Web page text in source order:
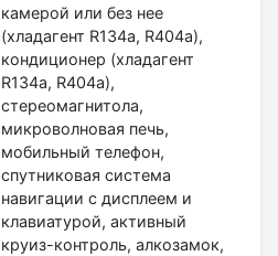
камерой или без нее
(хладагент R134а, R404a),
кондиционер (хладагент
R134а, R404a),
стереомагнитола,
микроволновая печь,
мобильный телефон,
спутниковая система
навигации с дисплеем и
клавиатурой, активный
круиз-контроль, алкозамок,